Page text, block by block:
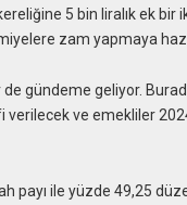
5 bin liralık ek bir
zam yapmaya
de gündeme geliyor.
ve emekliler
payı ile yüzde 49,25